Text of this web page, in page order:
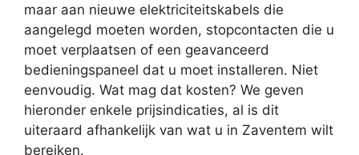
maar aan nieuwe elektriciteitskabels die
aangelegd moeten worden, stopcontacten die u
moet verplaatsen of een geavanceerd
bedieningspaneel dat u moet installeren. Niet
eenvoudig. Wat mag dat kosten? We geven
hieronder enkele prijsindicaties, al is dit
uiteraard afhankelijk van wat u in Zaventem wilt
bereiken.